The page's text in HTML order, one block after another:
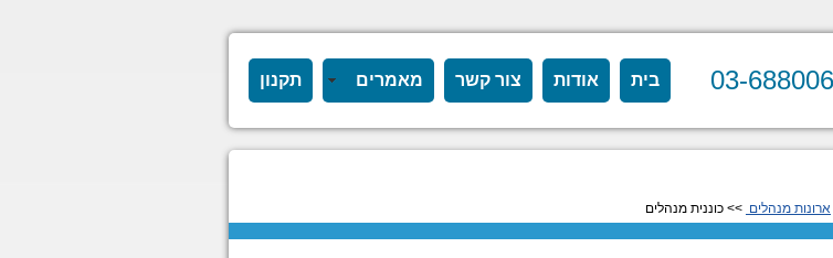
בית אודות צור קשר מאמרים תקנון
ארונות מנהלים >> כוננית מנהלים